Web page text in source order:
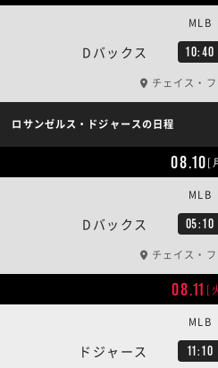
Dバックス 10:40
MLB
チェイス・
ロサンゼルス・ドジャースの日程
08.10[
Dバックス 05:10
MLB
チェイス・
08.11 [
ドジャース 11:10
MLB